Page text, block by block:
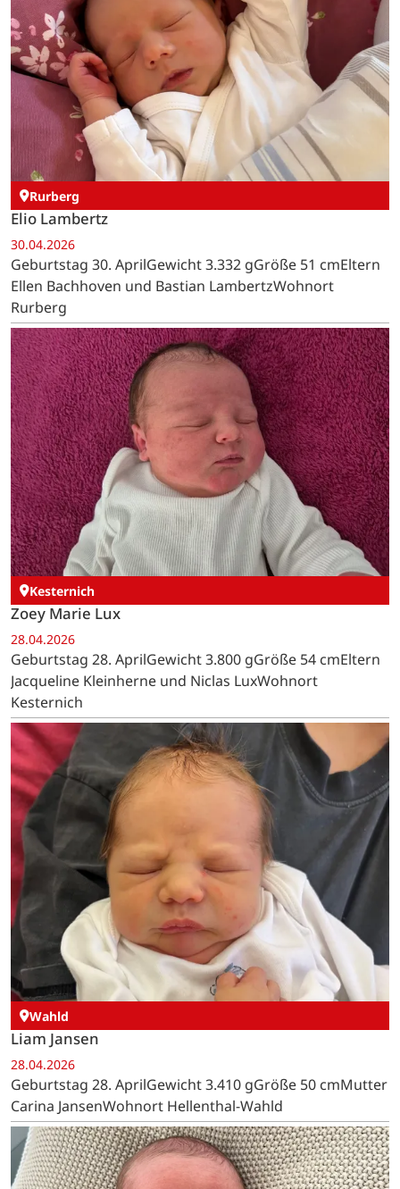
Rurberg
Elio Lambertz
30.04.2026
Geburtstag 30. AprilGewicht 3.332 gGröße 51 cmEltern
Ellen Bachhoven und Bastian LambertzWohnort
Rurberg
Kesternich
Zoey Marie Lux
28.04.2026
Geburtstag 28. AprilGewicht 3.800 gGröße 54 cmEltern
Jacqueline Kleinherne und Niclas LuxWohnort
Kesternich
Wahld
Liam Jansen
28.04.2026
Geburtstag 28. AprilGewicht 3.410 gGröße 50 cmMutter
Carina JansenWohnort Hellenthal-Wahld